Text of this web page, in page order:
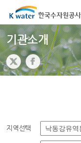
기관소개
지역선택